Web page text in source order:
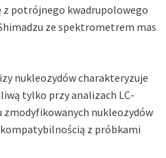
z potrójnego kwadrupolowego
ze spektrometrem mas
nukleozydów charakteryzuje
tylko przy analizach LC-
zmodyfikowanych nukleozydów
z próbkami